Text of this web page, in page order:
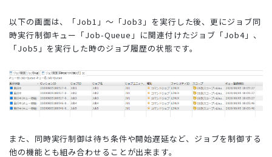
以下の画面は、「Job1」～「Job3」を実行した後、更にジョブ同
時実行制御キュー「Job-Queue」に関連付けたジョブ「Job4」、
「Job5」を実行した時のジョブ履歴の状態です。
また、同時実行制御は待ち条件や開始遅延など、ジョブを制御する
他の機能とも組み合わせることが出来ます。